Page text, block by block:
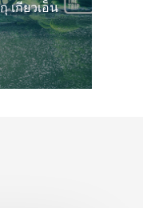
เกียวเอ็น